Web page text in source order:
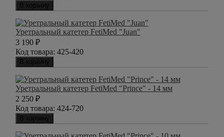
В корзину
Уретральный катетер FetiMed "Juan"
3 190 ₽
Код товара: 425-420
В корзину
Уретральный катетер FetiMed "Prince" - 14 мм
2 250 ₽
Код товара: 424-720
В корзину